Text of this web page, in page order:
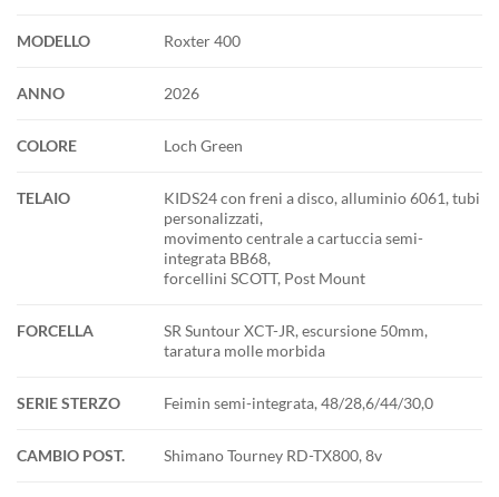
MODELLO Roxter 400
ANNO 2026
COLORE Loch Green
TELAIO
KIDS24 con freni a disco, alluminio 6061, tubi
personalizzati,
movimento centrale a cartuccia semi-
integrata BB68,
forcellini SCOTT, Post Mount
FORCELLA
SR Suntour XCT-JR, escursione 50mm,
taratura molle morbida
SERIE STERZO Feimin semi-integrata, 48/28,6/44/30,0
CAMBIO POST. Shimano Tourney RD-TX800, 8v